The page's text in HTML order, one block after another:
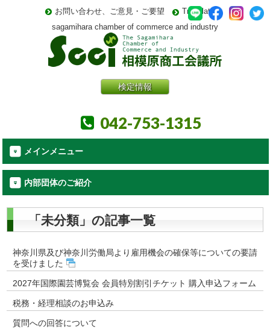
sagamihara chamber of commerce and industry
お問い合わせ、ご意見・ご要望 Translate
検定情報
042-753-1315
メインメニュー
内部団体のご紹介
「未分類」の記事一覧
神奈川県及び神奈川労働局より雇用機会の確保等についての要請
を受けました
2027年国際園芸博覧会 会員特別割引チケット 購入申込フォーム
税務・経理相談のお申込み
質問への回答について